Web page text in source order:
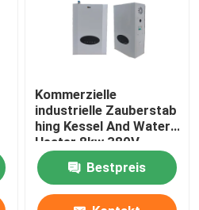
Kommerzielle
industrielle Zauberstab
hing Kessel And Water
Heater 8kw 380V
Bestpreis